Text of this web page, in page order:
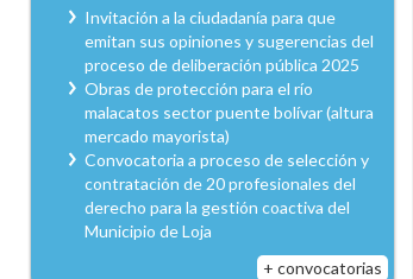
Invitación a la ciudadanía para que
emitan sus opiniones y sugerencias del
proceso de deliberación pública 2025
Obras de protección para el río
malacatos sector puente bolívar (altura
mercado mayorista)
Convocatoria a proceso de selección y
contratación de 20 profesionales del
derecho para la gestión coactiva del
Municipio de Loja
+ convocatorias